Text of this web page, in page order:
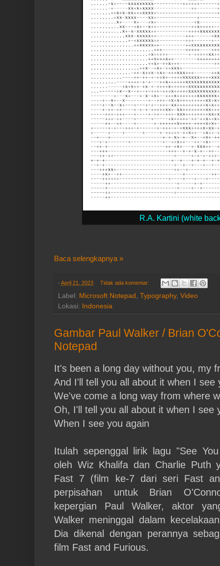
R.A. Kartini (white
Baca selengkapnya »
- April 21, 2023 Tidak ada komentar:
Label: Microsoft Notepad , Typography, Video
Lokasi:
Indonesia
Gambar Paul Walker / Brian
Notepad
It's been a long day without you, my
And I'll tell you all about it when I see
We've come a long way from where
Oh, I'll tell you all about it when I see
When I see you again
Itulah sepenggal lirik lagu "See
oleh Wiz Khalifa dan Charlie Puth
Fast 7 (film ke-7 dari seri Fast
perpisahan untuk Brian
kepergian Paul Walker, aktor
Walker meninggal dalam
Dia dikenal dengan perannya
film Fast and Furious.